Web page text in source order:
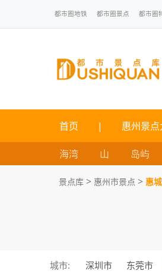
都市圈地铁 都市圈景点 都市圈
首页 | 惠州景
海湾 山 岛屿
景点库 > 惠州市景点 > 惠
城市: 深圳市 东莞市